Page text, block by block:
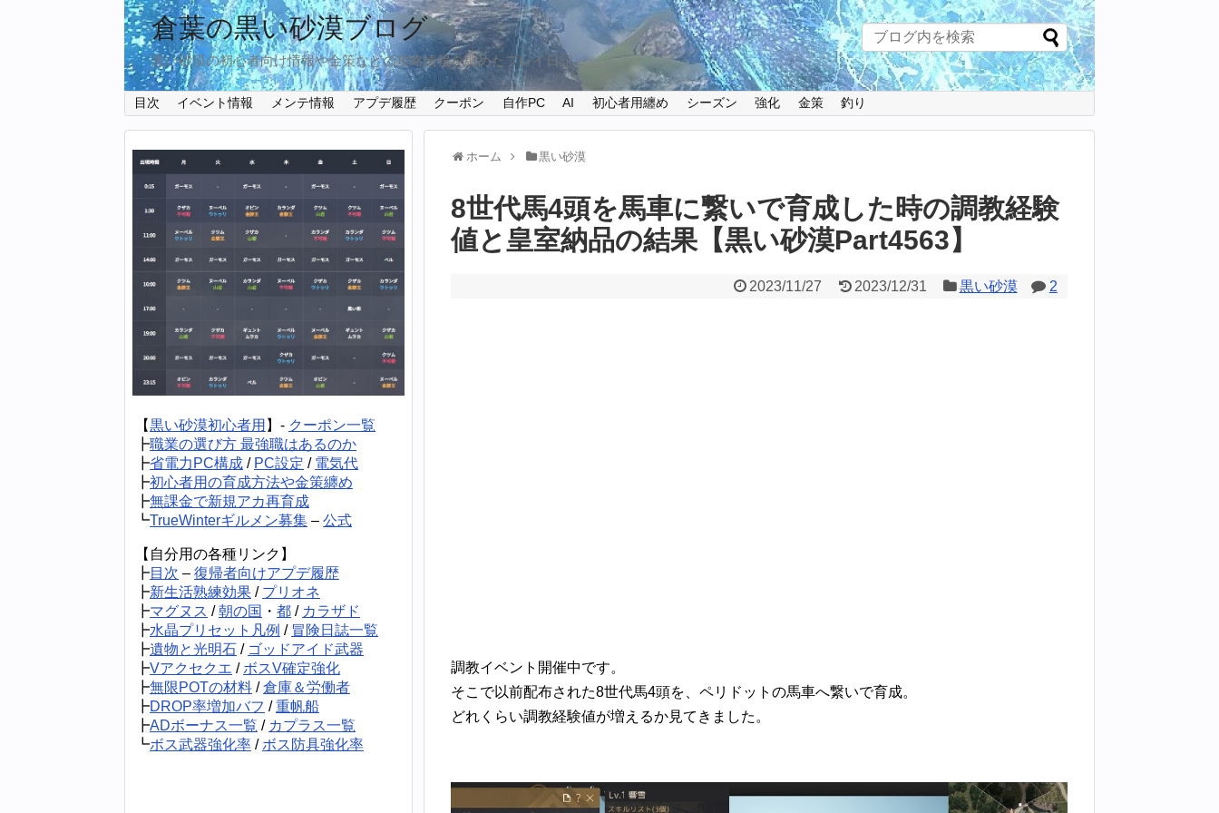
倉葉の黒い砂漠ブログ
黒い砂漠の初心者向け情報や金策などの攻略情報を纏めたプレイ日記
目次 イベント情報 メンテ情報 アプデ履歴 クーポン 自作PC AI 初心者用纏め シーズン 強化 金策 釣り
ホーム 黒い砂漠
8世代馬4頭を馬車に繋いで育成した時の調教経験
値と皇室納品の結果【黒い砂漠Part4563】
2023/11/27 2023/12/31 黒い砂漠 2
調教イベント開催中です。
そこで以前配布された8世代馬4頭を、ペリドットの馬車へ繋いで育成。
どれくらい調教経験値が増えるか見てきました。
【黒い砂漠初心者用 】- クーポン一覧
┣職業の選び方 最強職はあるのか
┣省電力PC構成 / PC設定 / 電気代
┣初心者用の育成方法や金策纏め
┣無課金で新規アカ再育成
┗TrueWinterギルメン募集 – 公式
【自分用の各種リンク】
┣目次 – 復帰者向けアプデ履歴
┣新生活熟練効果 / プリオネ
┣マグヌス /朝の国 ・ 都 / カラザド
┣水晶プリセット凡例 / 冒険日誌一覧
┣遺物と光明石 / ゴッドアイド武器
┣Vアクセクエ / ボスV確定強化
┣無限POTの材料 /倉庫＆労働者
┣DROP率増加バフ /重帆船
┣ADボーナス一覧 / カプラス一覧
┗ボス武器強化率 / ボス防具強化率